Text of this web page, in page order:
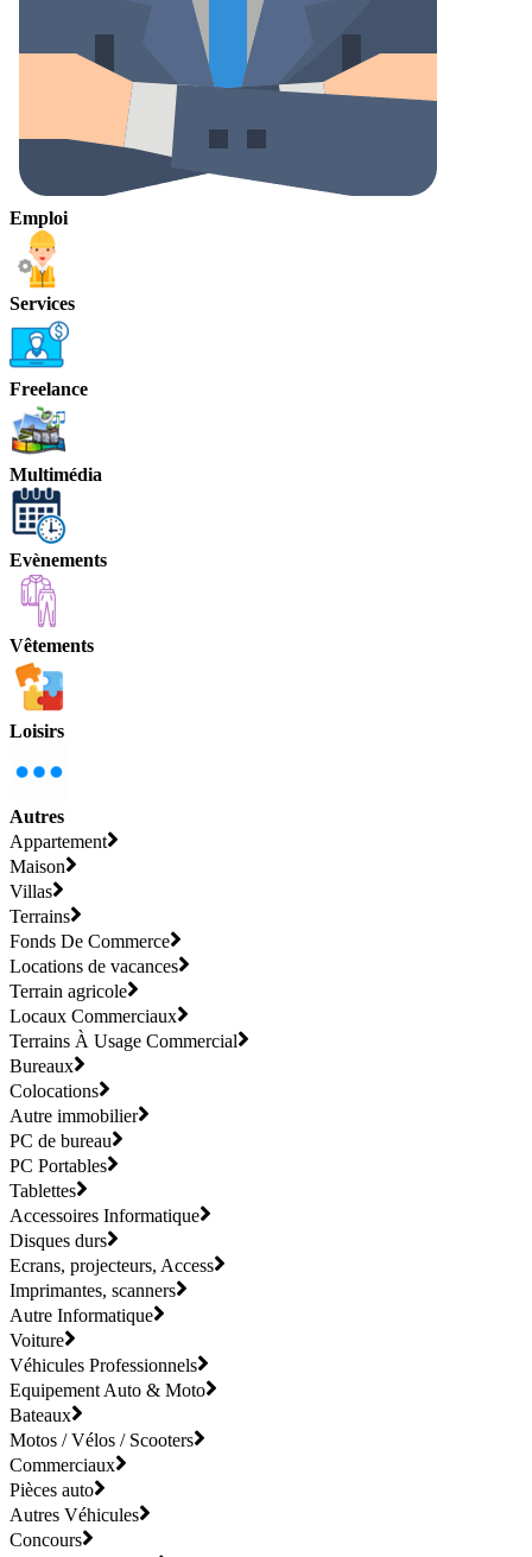
Emploi
Services
Freelance
Multimédia
Evènements
Vêtements
Loisirs
Autres
Appartement
Maison
Villas
Terrains
Fonds De Commerce
Locations de vacances
Terrain agricole
Locaux Commerciaux
Terrains À Usage Commercial
Bureaux
Colocations
Autre immobilier
PC de bureau
PC Portables
Tablettes
Accessoires Informatique
Disques durs
Ecrans, projecteurs, Access
Imprimantes, scanners
Autre Informatique
Voiture
Véhicules Professionnels
Equipement Auto & Moto
Bateaux
Motos / Vélos / Scooters
Commerciaux
Pièces auto
Autres Véhicules
Concours